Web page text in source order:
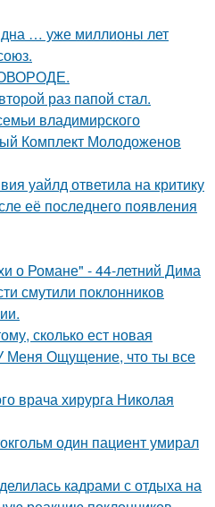
дна … уже миллионы лет
раз папой стал.
владимирского
Комплект Молодоженов
уайлд ответила на критику
её последнего появления
о Романе" - 44-летний Дима
смутили поклонников
сколько ест новая
Меня Ощущение, что ты все
врача хирурга Николая
один пациент умирал
кадрами с отдыха на